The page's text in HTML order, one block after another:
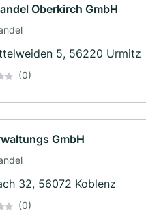
Oberkirch GmbH
5, 56220 Urmitz
(0)
GmbH
32, 56072 Koblenz
(0)